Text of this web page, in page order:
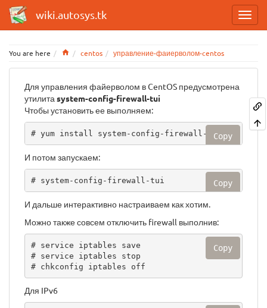
wiki.autosys.tk
You are here Homecentos управление-фаиерволом-centos
Для управления файерволом в CentOS предусмотрена
утилита system-config-firewall-tui
Чтобы установить ее выполняем:
# yum install system-config-firewall-tuiCopy
И потом запускаем:
# system-config-firewall-tui Copy
И дальше интерактивно настраиваем как хотим.
Можно также совсем отключить firewall выполнив:
# service iptables save
# service iptables stop
# chkconfig iptables off
Copy
Для IPv6